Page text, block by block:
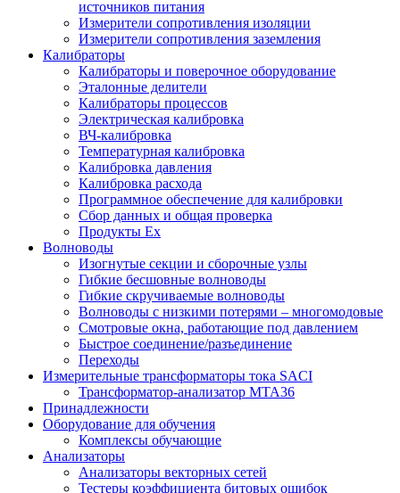
источников питания
Измерители сопротивления изоляции
Измерители сопротивления заземления
Калибраторы
Калибраторы и поверочное оборудование
Эталонные делители
Калибраторы процессов
Электрическая калибровка
ВЧ-калибровка
Температурная калибровка
Калибровка давления
Калибровка расхода
Программное обеспечение для калибровки
Сбор данных и общая проверка
Продукты Ex
Волноводы
Изогнутые секции и сборочные узлы
Гибкие бесшовные волноводы
Гибкие скручиваемые волноводы
Волноводы с низкими потерями – многомодовые
Смотровые окна, работающие под давлением
Быстрое соединение/разъединение
Переходы
Измерительные трансформаторы тока SACI
Трансформатор-анализатор MTA36
Принадлежности
Оборудование для обучения
Комплексы обучающие
Анализаторы
Анализаторы векторных сетей
Тестеры коэффициента битовых ошибок